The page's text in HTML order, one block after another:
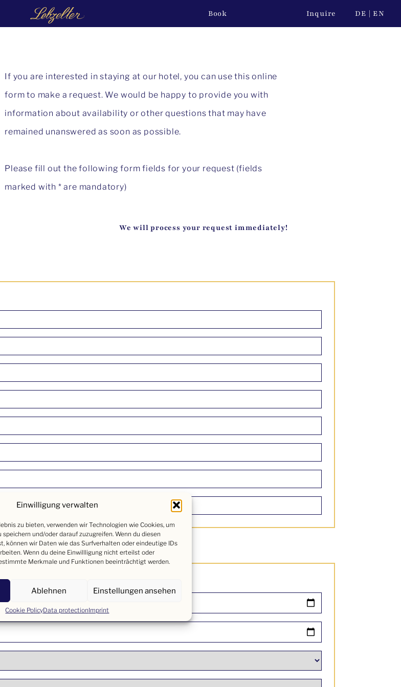
Einwilligung verwalten
zu bieten, verwenden wir Technologien wie Cookies, um
und/oder darauf zuzugreifen. Wenn du diesen
können wir Daten wie das Surfverhalten oder eindeutige IDs
Wenn du deine Einwillligung nicht erteilst oder
Merkmale und Funktionen beeinträchtigt werden.
Ablehnen Einstellungen ansehen
Cookie PolicyData protectionImprint
Book Inquire DE EN
If you are interested in staying at our hotel, you can use this online
form to make a request. We would be happy to provide you with
information about availability or other questions that may have
remained unanswered as soon as possible.
Please fill out the following form fields for your request (fields
marked with * are mandatory)
We will process your request immediately!